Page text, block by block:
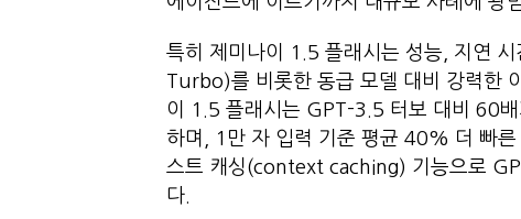
특히 제미나이 1.5 플래시는 성능, 지연
Turbo)를 비롯한 동급 모델 대비 강력한
이 1.5 플래시는 GPT-3.5 터보 대비 60
하며, 1만 자 입력 기준 평균 40% 더 빠
스트 캐싱(context caching) 기능으로
다.